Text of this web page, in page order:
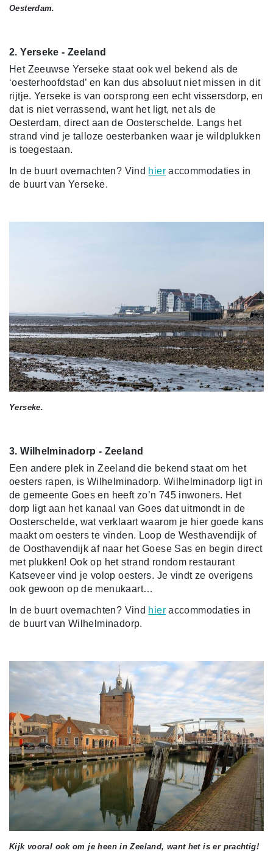
Oesterdam.
2. Yerseke - Zeeland
Het Zeeuwse Yerseke staat ook wel bekend als de
‘oesterhoofdstad’ en kan dus absoluut niet missen in dit
rijtje. Yerseke is van oorsprong een echt vissersdorp, en
dat is niet verrassend, want het ligt, net als de
Oesterdam, direct aan de Oosterschelde. Langs het
strand vind je talloze oesterbanken waar je wildplukken
is toegestaan.
In de buurt overnachten? Vind hieraccommodaties in
de buurt van Yerseke.
Yerseke.
3. Wilhelminadorp - Zeeland
Een andere plek in Zeeland die bekend staat om het
oesters rapen, is Wilhelminadorp. Wilhelminadorp ligt in
de gemeente Goes en heeft zo’n 745 inwoners. Het
dorp ligt aan het kanaal van Goes dat uitmondt in de
Oosterschelde, wat verklaart waarom je hier goede kans
maakt om oesters te vinden. Loop de Westhavendijk of
de Oosthavendijk af naar het Goese Sas en begin direct
met plukken! Ook op het strand rondom restaurant
Katseveer vind je volop oesters. Je vindt ze overigens
ook gewoon op de menukaart…
In de buurt overnachten? Vind hieraccommodaties in
de buurt van Wilhelminadorp.
Kijk vooral ook om je heen in Zeeland, want het is er prachtig!